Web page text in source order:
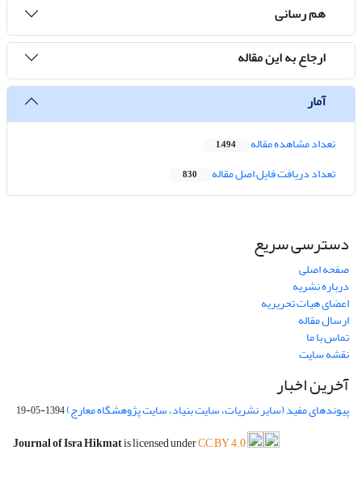
هم رسانی
ارجاع به این مقاله
آمار
تعداد مشاهده مقاله 1,494
تعداد دریافت فایل اصل مقاله 830
دسترسی سریع
صفحه اصلی
درباره نشریه
اعضای هیات تحریریه
ارسال مقاله
تماس با ما
نقشه سایت
آخرین اخبار
پیوندهای مفید (سایر نشریات، سایت بنیاد، سایت پژوهشگاه معارج)1394-05-19
Journal of Isra Hikmatis licensed underCC BY 4.0